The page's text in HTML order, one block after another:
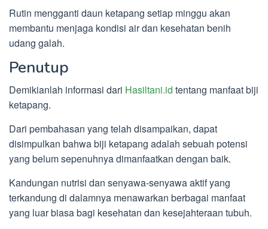
Rutin mengganti daun ketapang setiap minggu akan
membantu menjaga kondisi air dan kesehatan benih
udang galah.
Penutup
Demikianlah informasi dari Hasiltani.id tentang manfaat biji
ketapang.
Dari pembahasan yang telah disampaikan, dapat
disimpulkan bahwa biji ketapang adalah sebuah potensi
yang belum sepenuhnya dimanfaatkan dengan baik.
Kandungan nutrisi dan senyawa-senyawa aktif yang
terkandung di dalamnya menawarkan berbagai manfaat
yang luar biasa bagi kesehatan dan kesejahteraan tubuh.